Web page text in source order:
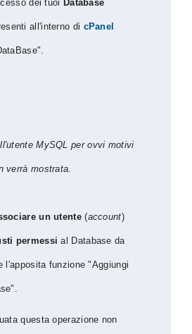
dei tuoi Database
all'interno di cPanel
MySQL per ovvi motivi
verrà mostrata.
un utente(account)
permessi al Database da
l'apposita funzione "Aggiungi
questa operazione non